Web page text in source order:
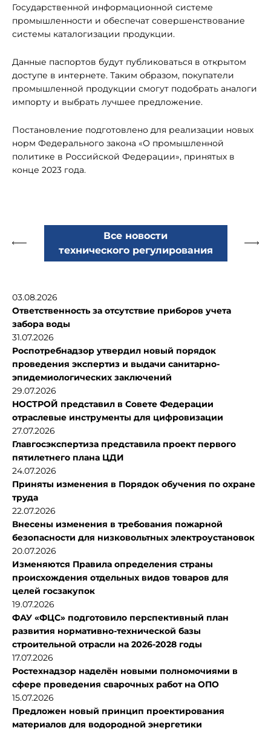
Государственной информационной системе
промышленности и обеспечат совершенствование
системы каталогизации продукции.
Данные паспортов будут публиковаться в открытом
доступе в интернете. Таким образом, покупатели
промышленной продукции смогут подобрать аналоги
импорту и выбрать лучшее предложение.
Постановление подготовлено для реализации новых
норм Федерального закона «О промышленной
политике в Российской Федерации», принятых в
конце 2023 года.
Все новости
технического регулирования
03.08.2026
Ответственность за отсутствие приборов учета
забора воды
31.07.2026
Роспотребнадзор утвердил новый порядок
проведения экспертиз и выдачи санитарно-
эпидемиологических заключений
29.07.2026
НОСТРОЙ представил в Совете Федерации
отраслевые инструменты для цифровизации
27.07.2026
Главгосэкспертиза представила проект первого
пятилетнего плана ЦДИ
24.07.2026
Приняты изменения в Порядок обучения по охране
труда
22.07.2026
Внесены изменения в требования пожарной
безопасности для низковольтных электроустановок
20.07.2026
Изменяются Правила определения страны
происхождения отдельных видов товаров для
целей госзакупок
19.07.2026
ФАУ «ФЦС» подготовило перспективный план
развития нормативно-технической базы
строительной отрасли на 2026-2028 годы
17.07.2026
Ростехнадзор наделён новыми полномочиями в
сфере проведения сварочных работ на ОПО
15.07.2026
Предложен новый принцип проектирования
материалов для водородной энергетики